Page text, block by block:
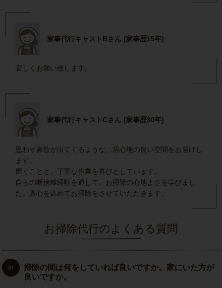
家事代行キャストBさん (家事歴15年)
宜しくお願い致します。
家事代行キャストCさん (家事歴30年)
思わず鼻歌が出てくるような、居心地の良い空間をお届けし
ます。
磨くことと、丁寧な作業を喜びとしています。
自らの断捨離経験を通して、お掃除の心地よさを学びまし
た。真心を込めてお掃除をさせていただきます。
お掃除代行のよくある質問
Q1
掃除の間は何をしていれば良いですか。家にいた方が
良いですか。